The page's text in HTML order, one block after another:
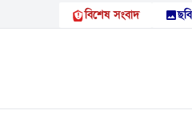
বিশেষ সংবাদ